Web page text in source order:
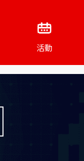
活動